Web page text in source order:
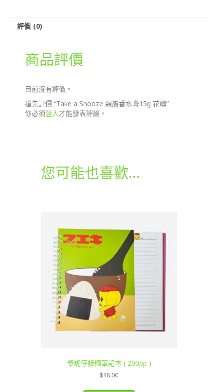
膏
15g評價 (0)
商品評價
目前沒有評價。
搶先評價 “Take a Snooze 親膚香水膏15g 花嶼”
你必須登入才能發表評論。
您可能也喜歡…
漿糊仔飯糰筆記本 ( 200pp )
$38.00